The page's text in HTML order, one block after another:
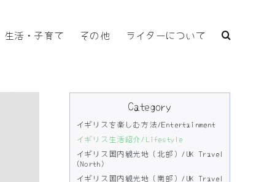
生活・子育て その他 ライターについて
Category
イギリスを楽しむ方法/Entertainment
イギリス生活紹介/Lifestyle
イギリス国内観光地（北部）/UK Travel
(North)
イギリス国内観光地（南部）/UK Travel